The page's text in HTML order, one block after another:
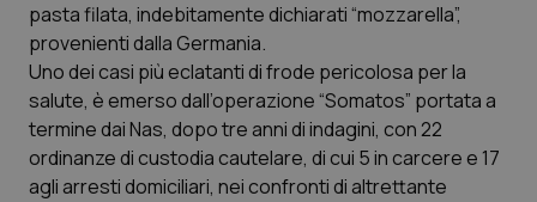
Lombardia
Marche
Molise
Dolore
Donna & Salute
Epatiti
pasta filata, indebitamente dichiarati “mozzarella”,
provenienti dalla Germania.
Uno dei casi più eclatanti di frode pericolosa per la
salute, è emerso dall’operazione “Somatos” portata a
termine dai Nas, dopo tre anni di indagini, con 22
ordinanze di custodia cautelare, di cui 5 in carcere e 17
agli arresti domiciliari, nei confronti di altrettante